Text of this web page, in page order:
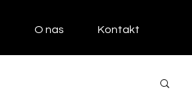
O nas Kontakt